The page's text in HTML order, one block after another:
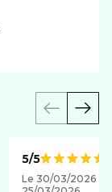
Note de
5/5
Le 30/03/2026 -